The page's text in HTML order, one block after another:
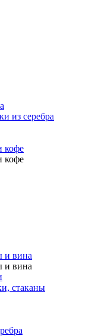
из серебра
кофе
кофе
и вина
и вина
стаканы